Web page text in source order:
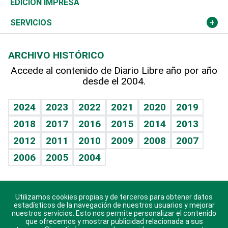
Resto del mundo
Economía personal
Podcast Arte Libre
Hablando con el pediatra
Vida y familia
Eñe
Celebrando la vida
Sin complejos
En pocas palabras
Escuchando al corazón
Economía Personal
Más deportes
Línea de hit
TBT Deportivo
Columnistas
Más firmas
Cambio climático
Deportes
Opinión
Hecho en casa
Guía del dinero
EDICIÓN IMPRESA
SERVICIOS
Cumpleaños
Horóscopos
Crucigramas
ARCHIVO HISTÓRICO
Accede al contenido de Diario Libre año por año
desde el 2004.
2024 2023 2022 2021 2020
2019
2018
2017 2016 2015 2014
2013
2012
2011 2010 2009 2008
2007
2006
2005 2004
Descarga nuestras aplicaciones para Android, iOS y
sistema Huawei.
Utilizamos cookies propias y de terceros para obtener datos
estadísticos de la navegación de nuestros usuarios y mejorar
nuestros servicios. Esto nos permite personalizar el contenido
que ofrecemos y mostrar publicidad relacionada a sus